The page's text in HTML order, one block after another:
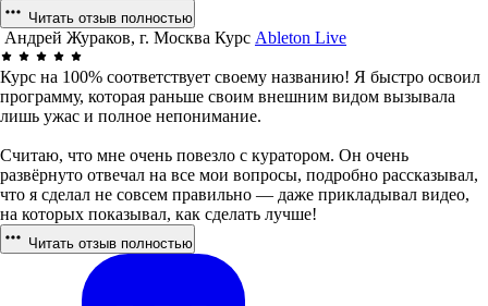
Читать отзыв полностью
Андрей Жураков, г. Москва Курс Ableton Live
Курс на 100% соответствует своему названию! Я быстро освоил
программу, которая раньше своим внешним видом вызывала
лишь ужас и полное непонимание.
Считаю, что мне очень повезло с куратором. Он очень
развёрнуто отвечал на все мои вопросы, подробно рассказывал,
что я сделал не совсем правильно — даже прикладывал видео,
на которых показывал, как сделать лучше!
Читать отзыв полностью